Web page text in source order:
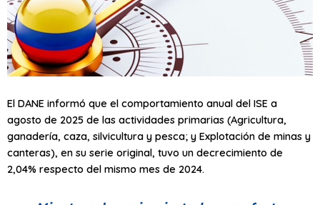
El DANE informó que el comportamiento anual del ISE a
agosto de 2025 de las actividades primarias (Agricultura,
ganadería, caza, silvicultura y pesca; y Explotación de minas y
canteras), en su serie original, tuvo un decrecimiento de
2,04% respecto del mismo mes de 2024.